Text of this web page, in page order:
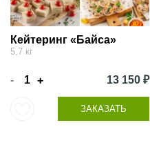
Кейтеринг «Байса»
5,7 кг
- + 13 150 ₽
ЗАКАЗАТЬ